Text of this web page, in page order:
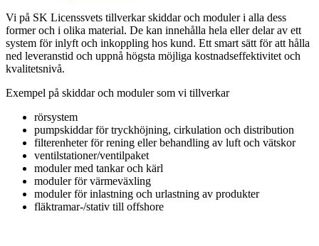
Vi på SK Licenssvets tillverkar skiddar och moduler i alla dess
former och i olika material. De kan innehålla hela eller delar av ett
system för inlyft och inkoppling hos kund. Ett smart sätt för att hålla
ned leveranstid och uppnå högsta möjliga kostnadseffektivitet och
kvalitetsnivå.
Exempel på skiddar och moduler som vi tillverkar
rörsystem
pumpskiddar för tryckhöjning, cirkulation och distribution
filterenheter för rening eller behandling av luft och vätskor
ventilstationer/ventilpaket
moduler med tankar och kärl
moduler för värmeväxling
moduler för inlastning och urlastning av produkter
fläktramar-/stativ till offshore